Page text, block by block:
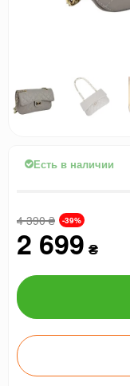
Есть в наличии
4 390₴ -39%
2 699 ₴